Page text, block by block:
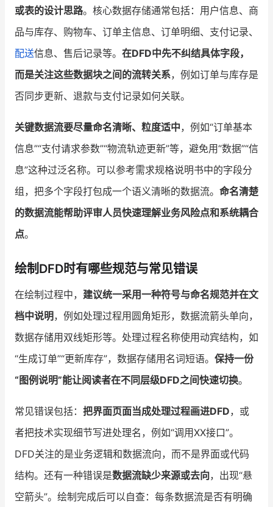
或表的设计思路。核心数据存储通常包括：用户信息、商
品与库存、购物车、订单主信息、订单明细、支付记录、
配送信息、售后记录等。 在DFD中先不纠结具体字段，
而是关注这些数据块之间的流转关系，例如订单与库存是
否同步更新、退款与支付记录如何关联。
关键数据流要尽量命名清晰、粒度适中，例如“订单基本
信息”“支付请求参数”“物流轨迹更新”等，避免用“数据”“信
息”这种过泛名称。可以参考需求规格说明书中的字段分
组，把多个字段打包成一个语义清晰的数据流。 命名清楚
的数据流能帮助评审人员快速理解业务风险点和系统耦合
点。
绘制DFD时有哪些规范与常见错误
在绘制过程中， 建议统一采用一种符号与命名规范并在文
档中说明 ，例如处理过程用圆角矩形，数据流箭头单向，
数据存储用双线矩形等。处理过程名称使用动宾结构，如
“生成订单”“更新库存”，数据存储用名词短语。 保持一份
“图例说明”能让阅读者在不同层级DFD之间快速切换。
常见错误包括： 把界面页面当成处理过程画进DFD，或
者把技术实现细节写进处理名，例如“调用XX接口”。
DFD关注的是业务逻辑和数据流向，而不是界面或代码
结构。还有一种错误是数据流缺少来源或去向，出现“悬
空箭头”。绘制完成后可以自查：每条数据流是否有明确